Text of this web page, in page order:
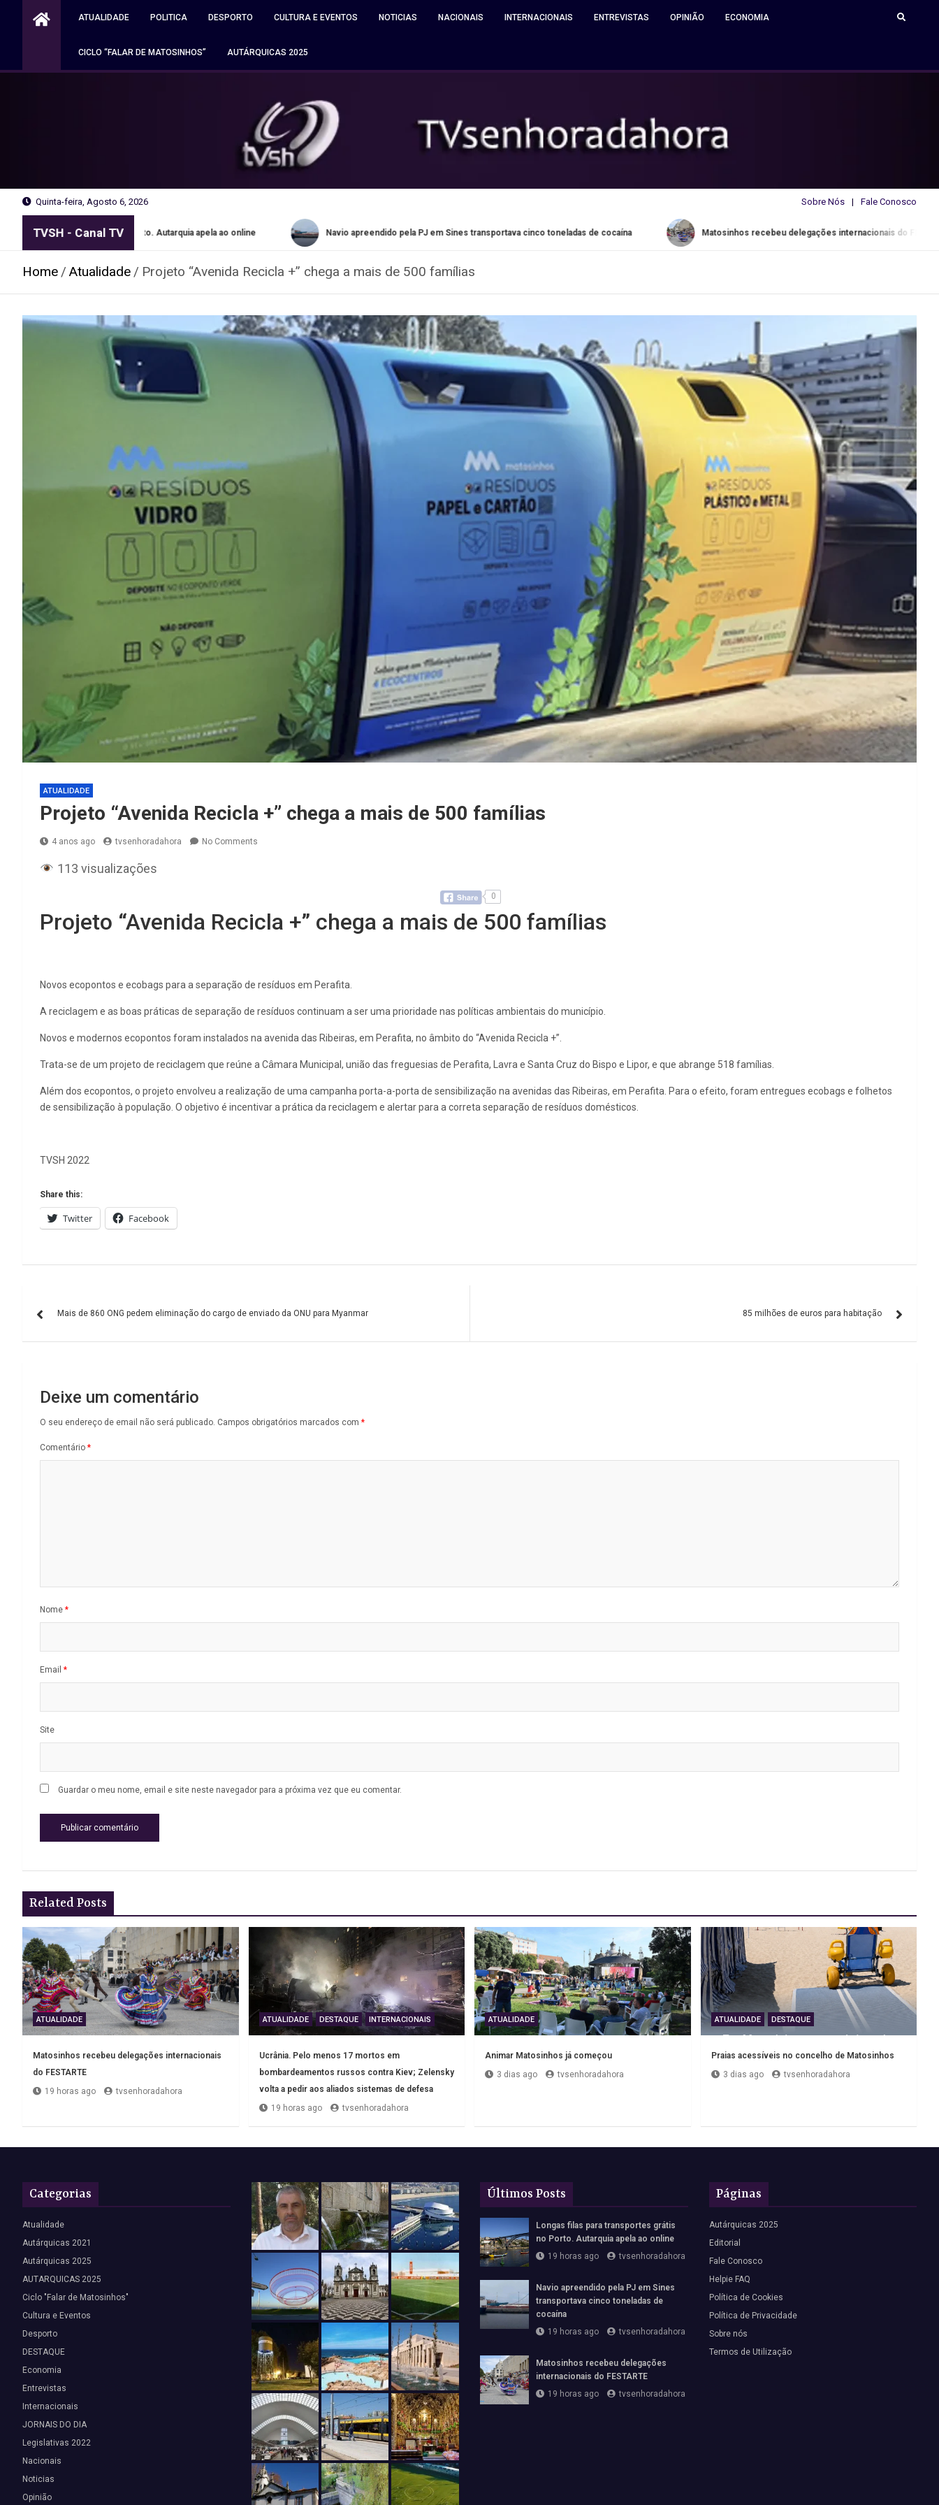
ATUALIDADE POLITICA DESPORTO CULTURA E EVENTOS NOTICIAS NACIONAIS INTERNACIONAIS ENTREVISTAS OPINIÃO ECONOMIA
CICLO “FALAR DE MATOSINHOS” AUTÁRQUICAS 2025
Quinta-feira, Agosto 6, 2026 Sobre Nós Fale Conosco
TVSH - Canal TV
grátis no Porto. Autarquia apela ao online Navio apreendido pela PJ em Sines transportava cinco toneladas de cocaína Matosinhos recebeu delegações internacionais do FESTARTE
Home Atualidade Projeto “Avenida Recicla +” chega a mais de 500 famílias
ATUALIDADE
Projeto “Avenida Recicla +” chega a mais de 500 famílias
4 anos ago tvsenhoradahora No Comments
113 visualizações
0
Projeto “Avenida Recicla +” chega a mais de 500 famílias
Novos ecopontos e ecobags para a separação de resíduos em Perafita.
A reciclagem e as boas práticas de separação de resíduos continuam a ser uma prioridade nas políticas ambientais do município.
Novos e modernos ecopontos foram instalados na avenida das Ribeiras, em Perafita, no âmbito do “Avenida Recicla +”.
Trata-se de um projeto de reciclagem que reúne a Câmara Municipal, união das freguesias de Perafita, Lavra e Santa Cruz do Bispo e Lipor, e que abrange 518 famílias.
Além dos ecopontos, o projeto envolveu a realização de uma campanha porta-a-porta de sensibilização na avenidas das Ribeiras, em Perafita. Para o efeito, foram entregues ecobags e folhetos
de sensibilização à população. O objetivo é incentivar a prática da reciclagem e alertar para a correta separação de resíduos domésticos.
TVSH 2022
Share this:
Twitter Facebook
de
Mais de 860 ONG pedem eliminação do cargo de enviado da ONU para Myanmar 85 milhões de euros para habitação
Deixe um comentário
O seu endereço de email não será publicado. Campos obrigatórios marcados com *
Comentário *
Nome *
Email *
Site
Guardar o meu nome, email e site neste navegador para a próxima vez que eu comentar.
Related Posts
ATUALIDADE
Matosinhos recebeu delegações internacionais
do FESTARTE
19 horas ago
tvsenhoradahora
ATUALIDADE DESTAQUE INTERNACIONAIS
Ucrânia. Pelo menos 17 mortos em
bombardeamentos russos contra Kiev; Zelensky
volta a pedir aos aliados sistemas de defesa
19 horas ago
tvsenhoradahora
ATUALIDADE
Animar Matosinhos já começou
3 dias ago
tvsenhoradahora
ATUALIDADE DESTAQUE
Praias acessíveis no concelho de Matosinhos
3 dias ago
tvsenhoradahora
Categorias
Atualidade
Autárquicas 2021
Autárquicas 2025
AUTARQUICAS 2025
Ciclo "Falar de Matosinhos"
Cultura e Eventos
Desporto
DESTAQUE
Economia
Entrevistas
Internacionais
JORNAIS DO DIA
Legislativas 2022
Nacionais
Noticias
Opinião
Últimos Posts
Longas filas para transportes grátis
no Porto. Autarquia apela ao online
19 horas ago
tvsenhoradahora
Navio apreendido pela PJ em Sines
transportava cinco toneladas de
cocaína
19 horas ago
tvsenhoradahora
Matosinhos recebeu delegações
internacionais do FESTARTE
19 horas ago
tvsenhoradahora
Páginas
Autárquicas 2025
Editorial
Fale Conosco
Helpie FAQ
Política de Cookies
Política de Privacidade
Sobre nós
Termos de Utilização